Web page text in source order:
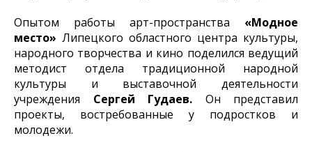
Опытом работы арт-пространства «Модное
место» Липецкого областного центра культуры,
народного творчества и кино поделился ведущий
методист отдела традиционной народной
культуры и выставочной деятельности
учреждения Сергей Гудаев. Он представил
проекты, востребованные у подростков и
молодежи.